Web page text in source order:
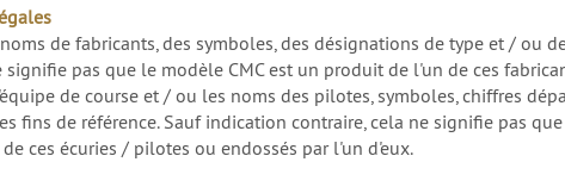
de fabricants, des symboles, des désignations de type et / ou
signifie pas que le modèle CMC est un produit de l'un de ces
de course et / ou les noms des pilotes, symboles, chiffres
fins de référence. Sauf indication contraire, cela ne signifie pas
ces écuries / pilotes ou endossés par l'un d'eux.